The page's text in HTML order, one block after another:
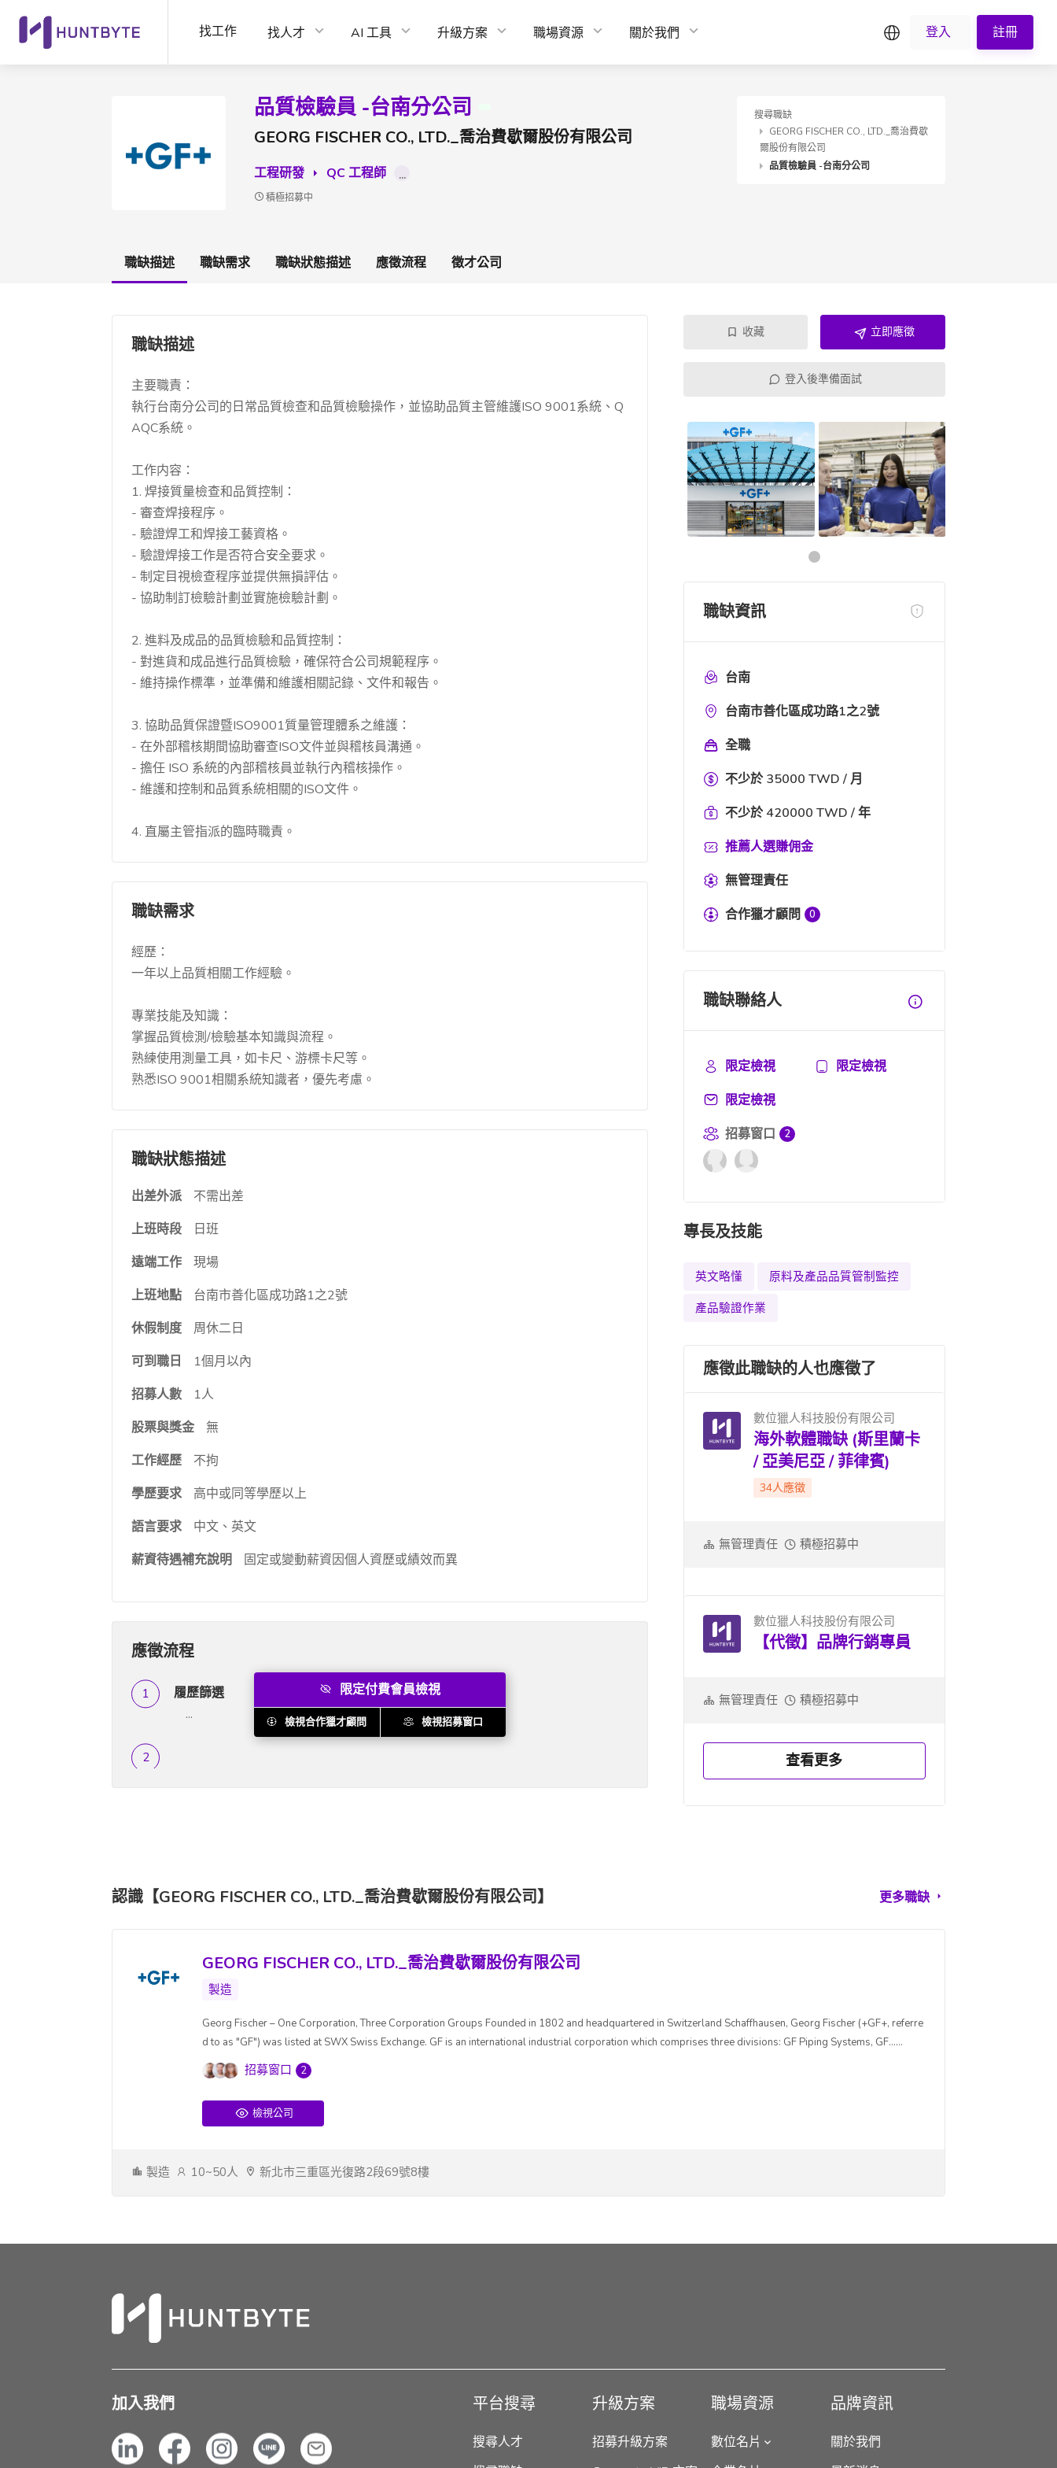
找工作 找人才 AI 工具 升級方案 職場資源 關於我們 繁中登入 註冊
品質檢驗員 -台南分公司
GEORG FISCHER CO., LTD._喬治費歇爾股份有限公司
工程研發 QC 工程師 ...
積極招募中
搜尋職缺
GEORG FISCHER CO., LTD._喬治費歇
爾股份有限公司
品質檢驗員 -台南分公司
職缺描述 職缺需求 職缺狀態描述 應徵流程 徵才公司
職缺描述
主要職責：
執行台南分公司的日常品質檢查和品質檢驗操作，並協助品質主管維護ISO 9001系統、Q
AQC系統。
工作内容：
1. 焊接質量檢查和品質控制：
- 審查焊接程序。
- 驗證焊工和焊接工藝資格。
- 驗證焊接工作是否符合安全要求。
- 制定目視檢查程序並提供無損評估。
- 協助制訂檢驗計劃並實施檢驗計劃。
2. 進料及成品的品質檢驗和品質控制：
- 對進貨和成品進行品質檢驗，確保符合公司規範程序。
- 維持操作標準，並準備和維護相關記錄、文件和報告。
3. 協助品質保證暨ISO9001質量管理體系之維護：
- 在外部稽核期間協助審查ISO文件並與稽核員溝通。
- 擔任 ISO 系統的內部稽核員並執行內稽核操作。
- 維護和控制和品質系統相關的ISO文件。
4. 直屬主管指派的臨時職責。
職缺需求
經歷：
一年以上品質相關工作經驗。
專業技能及知識：
掌握品質檢測/檢驗基本知識與流程。
熟練使用測量工具，如卡尺、游標卡尺等。
熟悉ISO 9001相關系統知識者，優先考慮。
職缺狀態描述
出差外派
不需出差
上班時段
日班
遠端工作
現場
上班地點
台南市善化區成功路1之2號
休假制度
周休二日
可到職日
1個月以內
招募人數
1人
股票與獎金
無
工作經歷
不拘
學歷要求
高中或同等學歷以上
語言要求
中文、英文
薪資待遇補充說明
固定或變動薪資因個人資歷或績效而異
應徵流程
履歷篩選
...
限定付費會員檢視
檢視合作獵才顧問 檢視招募窗口
收藏 立即應徵
登入後準備面試
職缺資訊
台南
台南市善化區成功路1之2號
全職
不少於 35000 TWD / 月
不少於 420000 TWD / 年
推薦人選賺佣金
無管理責任
合作獵才顧問
0
職缺聯絡人
限定檢視
限定檢視
限定檢視
招募窗口
2
專長及技能
英文略懂
原料及產品品質管制監控
產品驗證作業
應徵此職缺的人也應徵了
數位獵人科技股份有限公司
海外軟體職缺 (斯里蘭卡
/ 亞美尼亞 / 菲律賓)
34人應徵
無管理責任 積極招募中
數位獵人科技股份有限公司
【代徵】品牌行銷專員
無管理責任 積極招募中
查看更多
認識【GEORG FISCHER CO., LTD._喬治費歇爾股份有限公司】 更多職缺
GEORG FISCHER CO., LTD._喬治費歇爾股份有限公司
製造
Georg Fischer – One Corporation, Three Corporation Groups Founded in 1802 and headquartered in Switzerland Schaffhausen, Georg Fischer (+GF+, referre
d to as "GF") was listed at SWX Swiss Exchange. GF is an international industrial corporation which comprises three divisions: GF Piping Systems, GF......
招募窗口 2
檢視公司
製造 10~50人 新北市三重區光復路2段69號8樓
加入我們 平台搜尋
搜尋人才
升級方案
招募升級方案
職場資源
數位名片
品牌資訊
關於我們